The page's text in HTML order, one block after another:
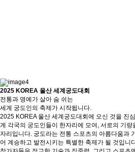
2025 KOREA 울산 세계궁도대회
전통과 명예가 살아 숨 쉬는
세계 궁도인의 축제가 시작됩니다.
2025 KOREA 울산 세계궁도대회에 오신 것을 진
계 각국의 궁도인들이 한자리에 모여, 서로의 기
자리입니다. 궁도라는 전통 스포츠의 아름다움과
어 계승하고 발전시키는 특별한 축제가 될 것입니